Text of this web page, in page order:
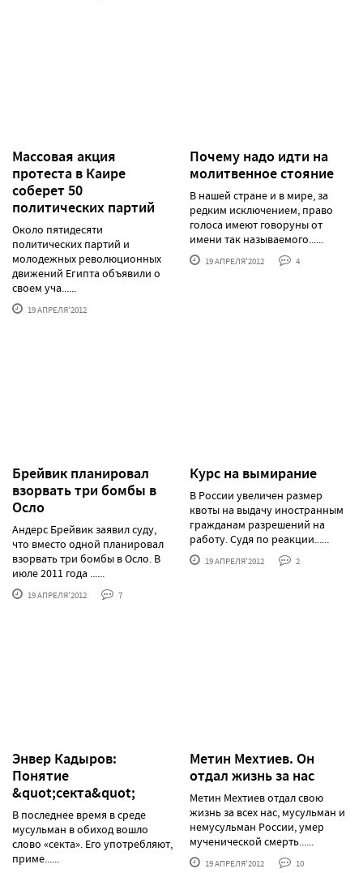
Массовая акция
протеста в Каире
соберет 50
политических партий
Около пятидесяти
политических партий и
молодежных революционных
движений Египта объявили о
своем уча......
19 АПРЕЛЯ'2012
Почему надо идти на
молитвенное стояние
В нашей стране и в мире, за
редким исключением, право
голоса имеют говоруны от
имени так называемого......
19 АПРЕЛЯ'2012 4
Брейвик планировал
взорвать три бомбы в
Осло
Андерс Брейвик заявил суду,
что вместо одной планировал
взорвать три бомбы в Осло. В
июле 2011 года ......
19 АПРЕЛЯ'2012 7
Курс на вымирание
В России увеличен размер
квоты на выдачу иностранным
гражданам разрешений на
работу. Судя по реакции......
19 АПРЕЛЯ'2012 2
Энвер Кадыров:
Понятие
&quot;секта&quot;
В последнее время в среде
мусульман в обиход вошло
слово «секта». Его употребляют,
приме......
Метин Мехтиев. Он
отдал жизнь за нас
Метин Мехтиев отдал свою
жизнь за всех нас, мусульман и
немусульман России, умер
мученической смерть......
19 АПРЕЛЯ'2012 10